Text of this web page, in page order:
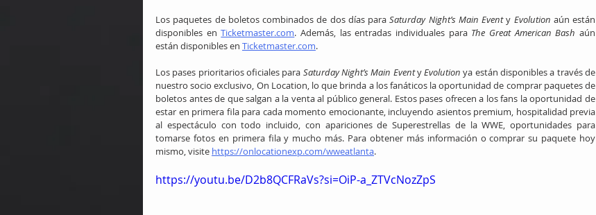
Los paquetes de boletos combinados de dos días para Saturday Night’s Main Event y Evolution aún están
disponibles en Ticketmaster.com. Además, las entradas individuales para The Great American Bash aún
están disponibles en Ticketmaster.com.
Los pases prioritarios oficiales para Saturday Night’s Main Event y Evolution ya están disponibles a través de
nuestro socio exclusivo, On Location, lo que brinda a los fanáticos la oportunidad de comprar paquetes de
boletos antes de que salgan a la venta al público general. Estos pases ofrecen a los fans la oportunidad de
estar en primera fila para cada momento emocionante, incluyendo asientos premium, hospitalidad previa
al espectáculo con todo incluido, con apariciones de Superestrellas de la WWE, oportunidades para
tomarse fotos en primera fila y mucho más. Para obtener más información o comprar su paquete hoy
mismo, visite https://onlocationexp.com/wweatlanta.
https://youtu.be/D2b8QCFRaVs?si=OiP-a_ZTVcNozZpS